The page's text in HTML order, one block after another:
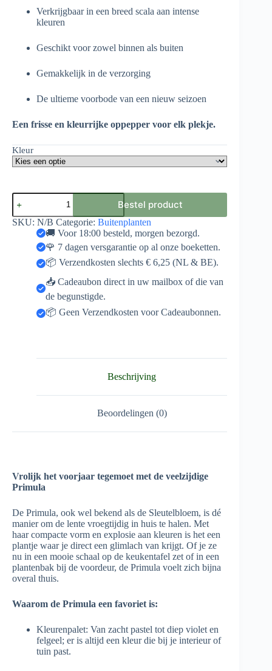
Verkrijgbaar in een breed scala aan intense
kleuren
Geschikt voor zowel binnen als buiten
Gemakkelijk in de verzorging
De ultieme voorbode van een nieuw seizoen
Een frisse en kleurrijke oppepper voor elk plekje.
Kleur
Primula
aantal
Bestel product
SKU: N/B Categorie: Buitenplanten
🚚 Voor 18:00 besteld, morgen bezorgd.
🌹 7 dagen versgarantie op al onze boeketten.
📦 Verzendkosten slechts € 6,25 (NL & BE).
📥 Cadeaubon direct in uw mailbox of die van
de begunstigde.
📦 Geen Verzendkosten voor Cadeaubonnen.
Beschrijving
Beoordelingen (0)
Vrolijk het voorjaar tegemoet met de veelzijdige
Primula
De Primula, ook wel bekend als de Sleutelbloem, is dé
manier om de lente vroegtijdig in huis te halen. Met
haar compacte vorm en explosie aan kleuren is het een
plantje waar je direct een glimlach van krijgt. Of je ze
nu in een mooie schaal op de keukentafel zet of in een
plantenbak bij de voordeur, de Primula voelt zich bijna
overal thuis.
Waarom de Primula een favoriet is:
Kleurenpalet: Van zacht pastel tot diep violet en
felgeel; er is altijd een kleur die bij je interieur of
tuin past.